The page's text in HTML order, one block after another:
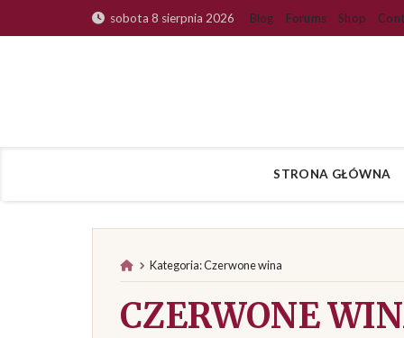
to
sobota 8 sierpnia 2026 Blog Forums Shop
STRONA GŁÓWNA
Kategoria:Czerwone wina
CZERWONE